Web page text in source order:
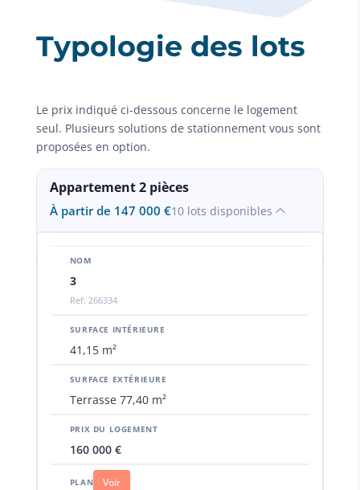
Typologie des lots
Le prix indiqué ci-dessous concerne le logement
seul. Plusieurs solutions de stationnement vous sont
proposées en option.
Appartement 2 pièces
À partir de 147 000 €10 lots disponibles
3
Ref: 266334
41,15 m²
Terrasse 77,40 m²
160 000 €
Voir